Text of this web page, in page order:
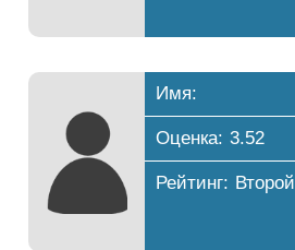
Имя:
Оценка: 3.52
Рейтинг: Второй